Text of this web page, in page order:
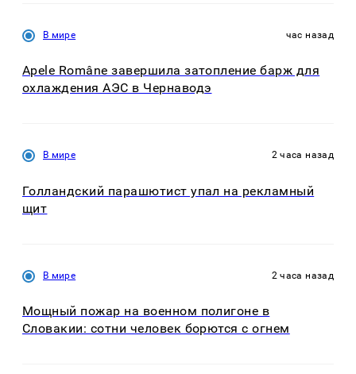
В мире час назад
Apele Române завершила затопление барж для
охлаждения АЭС в Чернаводэ
В мире 2 часа назад
Голландский парашютист упал на рекламный
щит
В мире 2 часа назад
Мощный пожар на военном полигоне в
Словакии: сотни человек борются с огнем